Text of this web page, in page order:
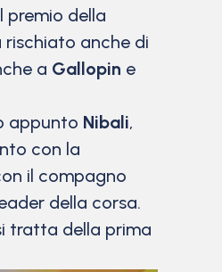
premio della
rischiato anche di
a Gallopin e
appunto Nibali,
con la
il compagno
della corsa.
tratta della prima